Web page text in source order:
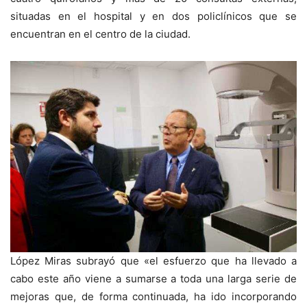
situadas en el hospital y en dos policlínicos que se
encuentran en el centro de la ciudad.
López Miras subrayó que «el esfuerzo que ha llevado a
cabo este año viene a sumarse a toda una larga serie de
mejoras que, de forma continuada, ha ido incorporando